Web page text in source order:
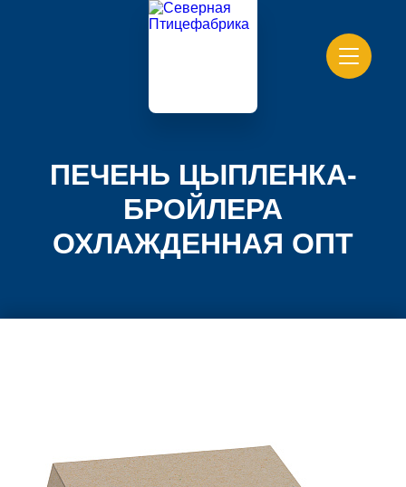
ПЕЧЕНЬ ЦЫПЛЕНКА-
БРОЙЛЕРА
ОХЛАЖДЕННАЯ ОПТ